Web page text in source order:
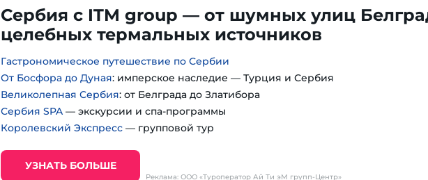
Сербия с ITM group — от шумных улиц
целебных термальных источников
Гастрономическое путешествие по Сербии
От Босфора до Дуная: имперское наследие — Турция и Сербия
Великолепная Сербия: от Белграда до Златибора
Сербия SPA — экскурсии и спа-программы
Королевский Экспресс — групповой тур
УЗНАТЬ БОЛЬШЕ
Реклама: ООО «Туроператор Ай Ти эМ групп-Центр»